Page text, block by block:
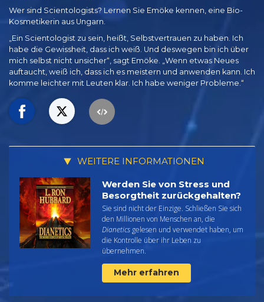
Wer sind Scientologists? Lernen Sie Emöke kennen, eine Bio-
Kosmetikerin aus Ungarn.
„Ein Scientologist zu sein, heißt, Selbstvertrauen zu haben. Ich
habe die Gewissheit, dass ich weiß. Und deswegen bin ich über
mich selbst nicht unsicher“, sagt Emöke. „Wenn etwas Neues
auftaucht, weiß ich, dass ich es meistern und anwenden kann. Ich
komme leichter mit Leuten klar. Ich habe weniger Probleme.“
WEITERE INFORMATIONEN
Werden Sie von Stress und
Besorgtheit zurückgehalten?
Sie sind nicht der Einzige. Schließen Sie sich
den Millionen von Menschen an, die
Dianetics gelesen und verwendet haben, um
die Kontrolle über ihr Leben zu
übernehmen.
Mehr erfahren